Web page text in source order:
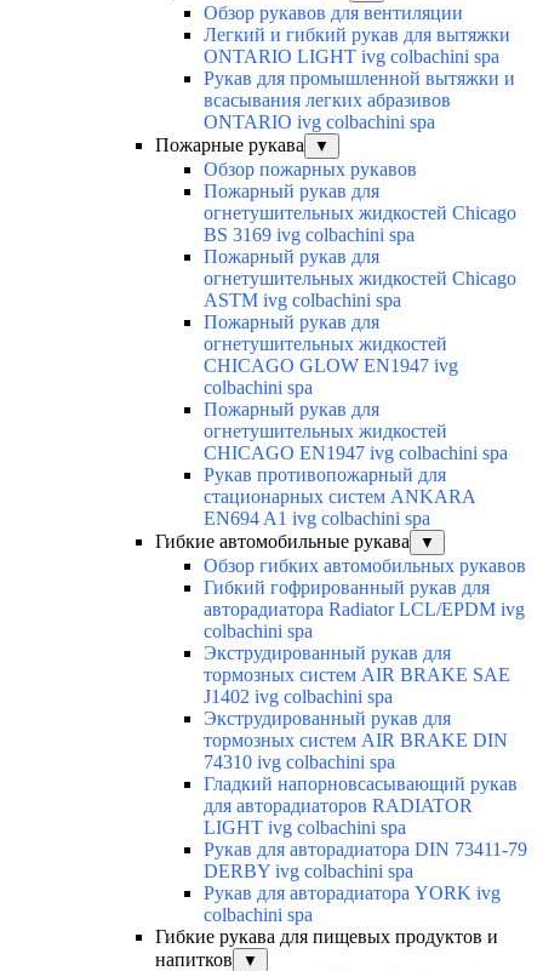
Обзор рукавов для вентиляции
Легкий и гибкий рукав для вытяжки
ONTARIO LIGHT ivg colbachini spa
Рукав для промышленной вытяжки и
всасывания легких абразивов
ONTARIO ivg colbachini spa
Пожарные рукава
▼
Обзор пожарных рукавов
Пожарный рукав для
огнетушительных жидкостей Chicago
BS 3169 ivg colbachini spa
Пожарный рукав для
огнетушительных жидкостей Chicago
ASTM ivg colbachini spa
Пожарный рукав для
огнетушительных жидкостей
CHICAGO GLOW EN1947 ivg
colbachini spa
Пожарный рукав для
огнетушительных жидкостей
CHICAGO EN1947 ivg colbachini spa
Рукав противопожарный для
стационарных систем ANKARA
EN694 A1 ivg colbachini spa
Гибкие автомобильные рукава
▼
Обзор гибких автомобильных рукавов
Гибкий гофрированный рукав для
авторадиатора Radiator LCL/EPDM ivg
colbachini spa
Экструдированный рукав для
тормозных систем AIR BRAKE SAE
J1402 ivg colbachini spa
Экструдированный рукав для
тормозных систем AIR BRAKE DIN
74310 ivg colbachini spa
Гладкий напорновсасывающий рукав
для авторадиаторов RADIATOR
LIGHT ivg colbachini spa
Рукав для авторадиатора DIN 73411-79
DERBY ivg colbachini spa
Рукав для авторадиатора YORK ivg
colbachini spa
Гибкие рукава для пищевых продуктов и
напитков
▼